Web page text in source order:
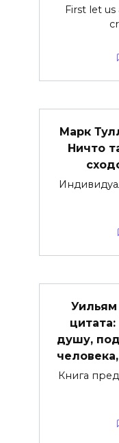
First let
Марк
Ничто
Уильям
душу,
Книга